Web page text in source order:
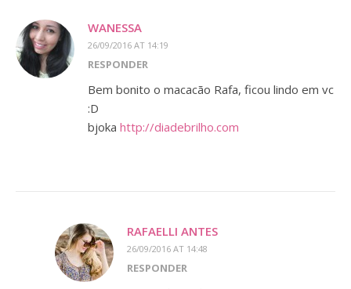
WANESSA
26/09/2016 AT 14:19
RESPONDER
Bem bonito o macacão Rafa, ficou lindo em vc
:D
bjoka http://diadebrilho.com
RAFAELLI ANTES
26/09/2016 AT 14:48
RESPONDER